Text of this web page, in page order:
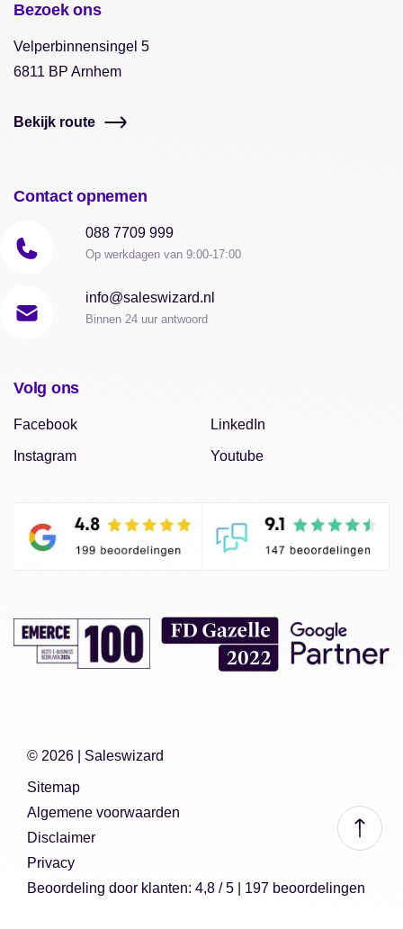
Bezoek ons
Velperbinnensingel 5
6811 BP Arnhem
Bekijk route
Contact opnemen
088 7709 999
Op werkdagen van 9:00-17:00
info@saleswizard.nl
Binnen 24 uur antwoord
Volg ons
Facebook
Instagram
LinkedIn
Youtube
© 2026 | Saleswizard
Sitemap
Algemene voorwaarden
Disclaimer
Privacy
Beoordeling door klanten: 4,8 /5 197 beoordelingen